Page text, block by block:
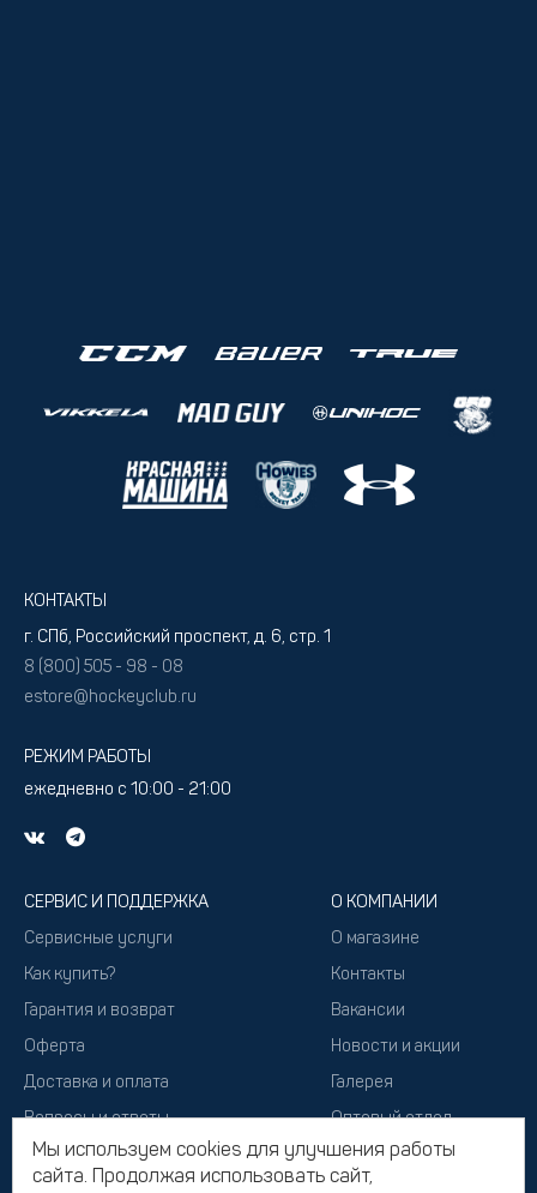
КОНТАКТЫ
г. СПб, Российский проспект, д. 6, стр. 1
8 (800) 505 - 98 - 08
estore@hockeyclub.ru
РЕЖИМ РАБОТЫ
ежедневно с 10:00 - 21:00
СЕРВИС И ПОДДЕРЖКА
Сервисные услуги
Как купить?
Гарантия и возврат
Оферта
Доставка и оплата
Вопросы и ответы
Подарочный сертификат
О КОМПАНИИ
О магазине
Контакты
Вакансии
Новости и акции
Галерея
Оптовый отдел
Мы используем cookies для улучшения работы
сайта. Продолжая использовать сайт,